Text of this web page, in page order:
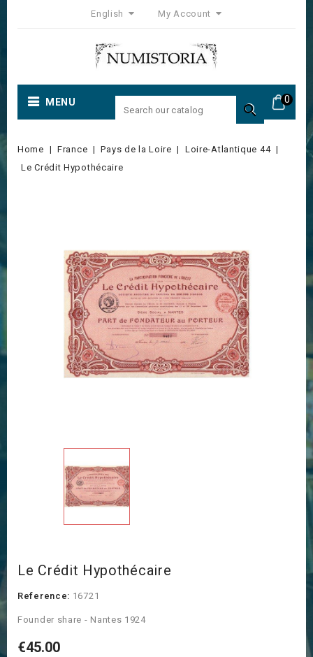
English My Account
0
MENU 
Home France Pays de la Loire
Loire-Atlantique 44
Le Crédit Hypothécaire
Le Crédit Hypothécaire
Reference: 16721
Founder share - Nantes 1924
€45.00